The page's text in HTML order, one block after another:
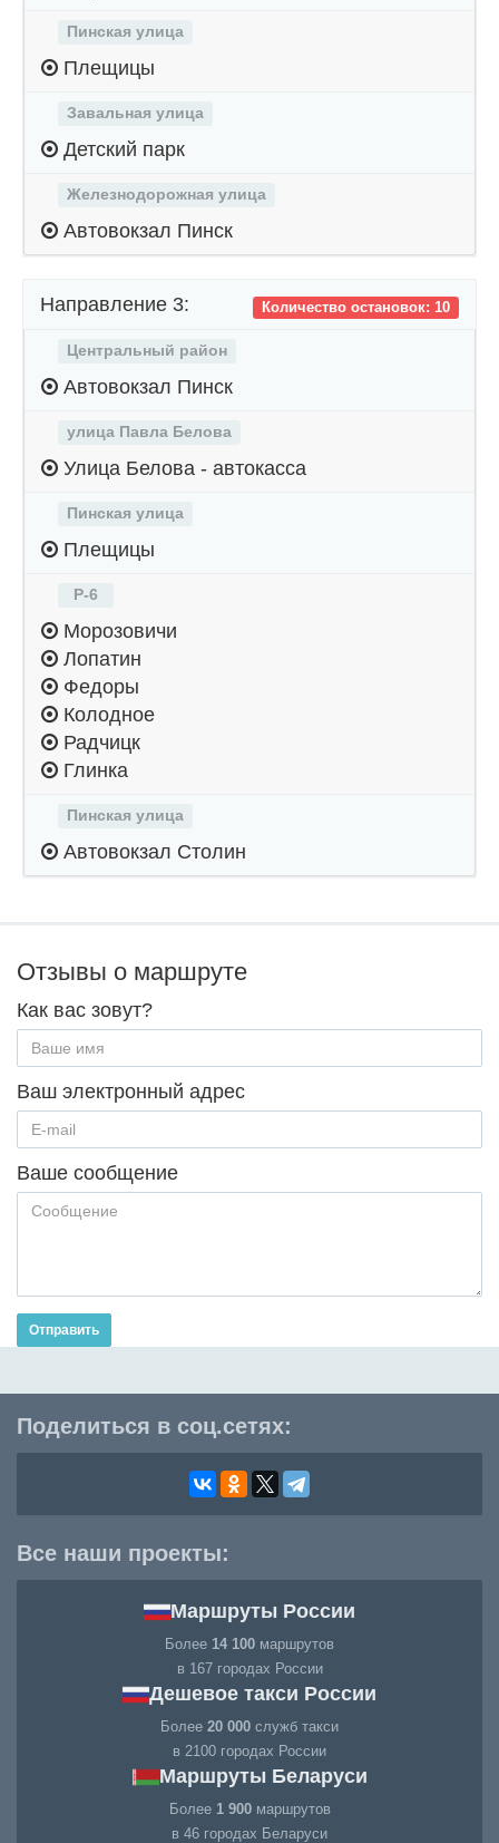
Пинская улица
Плещицы
Завальная улица
Детский парк
Железнодорожная улица
Автовокзал Пинск
Количество остановок: 10
Направление 3:
Центральный район
Автовокзал Пинск
улица Павла Белова
Улица Белова - автокасса
Пинская улица
Плещицы
Р-6
Морозовичи
Лопатин
Федоры
Колодное
Радчицк
Глинка
Пинская улица
Автовокзал Столин
Отзывы о маршруте
Как вас зовут?
Ваш электронный адрес
Ваше сообщение
Отправить
Поделиться в соц.сетях:
Все наши проекты:
Маршруты России
Более 14 100 маршрутов
в 167 городах России
Дешевое такси России
Более 20 000 служб такси
в 2100 городах России
Маршруты Беларуси
Более 1 900маршрутов
в 46 городах Беларуси